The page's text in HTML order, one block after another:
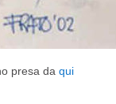
presa da qui